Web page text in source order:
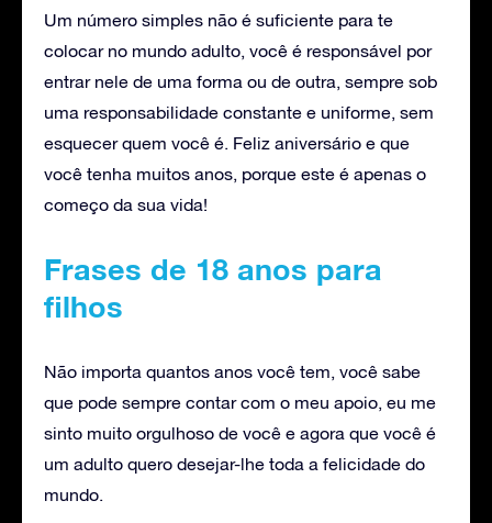
Um número simples não é suficiente para te
colocar no mundo adulto, você é responsável por
entrar nele de uma forma ou de outra, sempre sob
uma responsabilidade constante e uniforme, sem
esquecer quem você é. Feliz aniversário e que
você tenha muitos anos, porque este é apenas o
começo da sua vida!
Frases de 18 anos para
filhos
Não importa quantos anos você tem, você sabe
que pode sempre contar com o meu apoio, eu me
sinto muito orgulhoso de você e agora que você é
um adulto quero desejar-lhe toda a felicidade do
mundo.